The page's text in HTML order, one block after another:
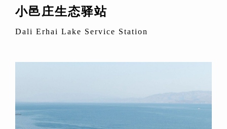
小邑庄生态驿站
Dali Erhai Lake Service Station